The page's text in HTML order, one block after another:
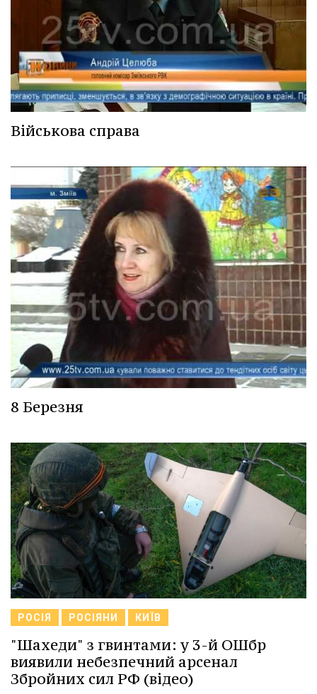
Військова справа
8 Березня
РОСІЯ РОСІЯНИ КИЇВ
"Шахеди" з гвинтами: у 3-й ОШбр
виявили небезпечний арсенал
Збройних сил РФ (відео)